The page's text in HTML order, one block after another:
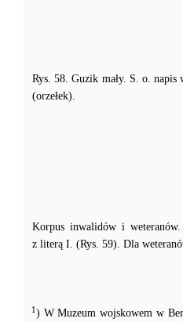
Rys. 58. Guzik mały. S. o. napis
(orzełek).
Korpus inwalidów i
z literą I. (Rys. 59). Dla
1 ) W Muzeum wojskowem w